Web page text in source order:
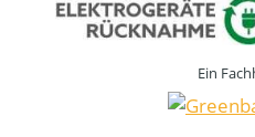
Ein